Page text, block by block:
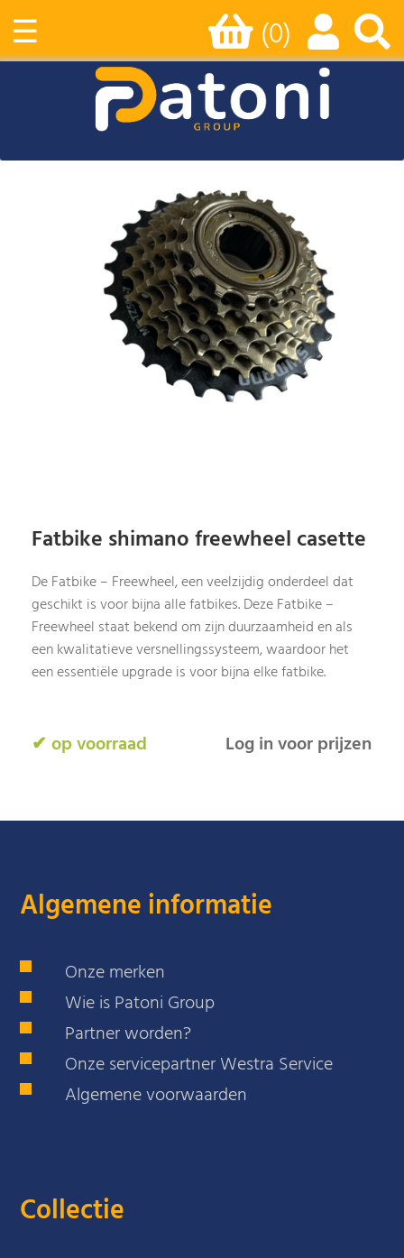
☰ (0)
Fatbike shimano freewheel casette
De Fatbike – Freewheel, een veelzijdig onderdeel dat
geschikt is voor bijna alle fatbikes. Deze Fatbike –
Freewheel staat bekend om zijn duurzaamheid en als
een kwalitatieve versnellingssysteem, waardoor het
een essentiële upgrade is voor bijna elke fatbike.
✔ op voorraad Log in voor prijzen
Algemene informatie
Onze merken
Wie is Patoni Group
Partner worden?
Onze servicepartner Westra Service
Algemene voorwaarden
Collectie